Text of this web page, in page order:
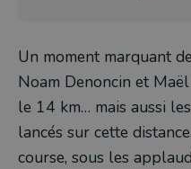
Un moment marquant
Noam Denoncin et
le 14 km… mais aussi
lancés sur cette
course, sous les